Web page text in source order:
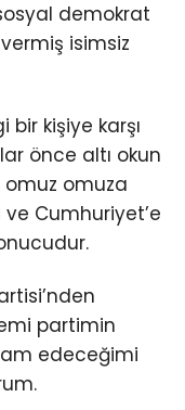
demokrat
isimsiz
kişiye karşı
önce altı okun
omuz omuza
Cumhuriyet’e
partimin
edeceğimi